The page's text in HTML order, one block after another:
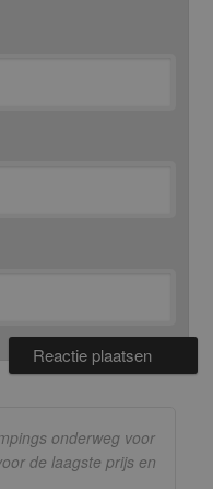
onderweg voor
de laagste prijs en